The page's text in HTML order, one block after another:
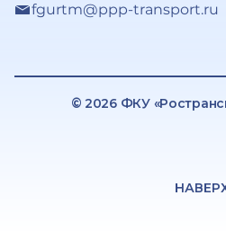
fgurtm@ppp-transport.ru
© 2026 ФКУ